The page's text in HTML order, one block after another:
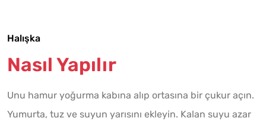
Halışka
Nasıl Yapılır
Unu hamur yoğurma kabına alıp ortasına bir çukur açın.
Yumurta, tuz ve suyun yarısını ekleyin. Kalan suyu azar